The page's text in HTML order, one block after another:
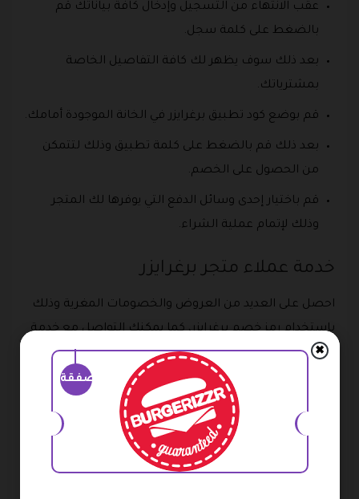
عقب الانتهاء من التسجيل وإدخال كافة بياناتك قم
بالضغط على كلمة سجل.
بعد ذلك سوف يظهر لك كافة التفاصيل الخاصة
بمشترياتك.
قم بوضع كود تطبيق برغرايزر في الخانة الموجودة أمامك.
بعد ذلك قم بالضغط على كلمة تطبيق وذلك لتتمكن
من الحصول على الخصم.
قم باختيار إحدى وسائل الدفع التي يوفرها لك المتجر
وذلك لإتمام عملية الشراء.
خدمة عملاء متجر برغرايزر
احصل على العديد من العروض والخصومات المغرية وذلك
باستخدام رمز خصم برغرايزر، كما يمكنك التواصل مع خدمة
العملاء الخاصة بالمتجر في حالة تواجد أي تساؤلات أو
استفسارات عبر أحد الطرق التالية وهي:
يمكنك التواصل معهم عبر الرقم الآتي وهو 920022997.
وتستطيع التواصل معهم عبر البريد الإلكتروني الخاص
بهم وهو
info@burgerizzr.com
.
صفقة
✖